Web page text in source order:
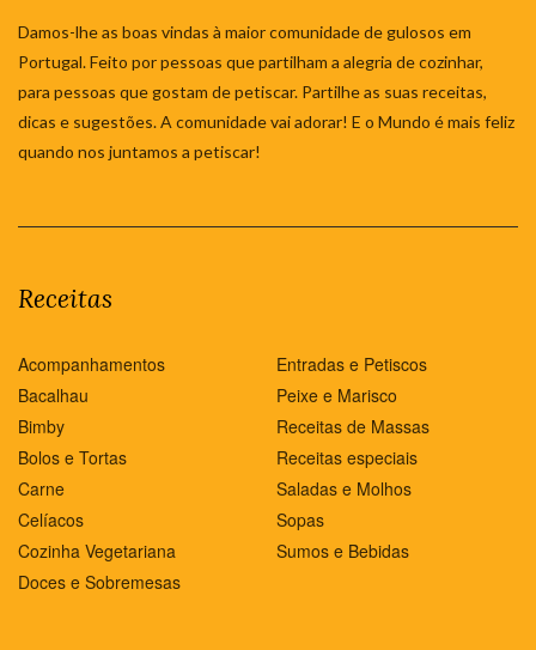
Damos-lhe as boas vindas à maior comunidade de gulosos em
Portugal. Feito por pessoas que partilham a alegria de cozinhar,
para pessoas que gostam de petiscar. Partilhe as suas receitas,
dicas e sugestões. A comunidade vai adorar! E o Mundo é mais feliz
quando nos juntamos a petiscar!
Receitas
Acompanhamentos
Bacalhau
Bimby
Bolos e Tortas
Carne
Celíacos
Cozinha Vegetariana
Doces e Sobremesas
Entradas e Petiscos
Peixe e Marisco
Receitas de Massas
Receitas especiais
Saladas e Molhos
Sopas
Sumos e Bebidas